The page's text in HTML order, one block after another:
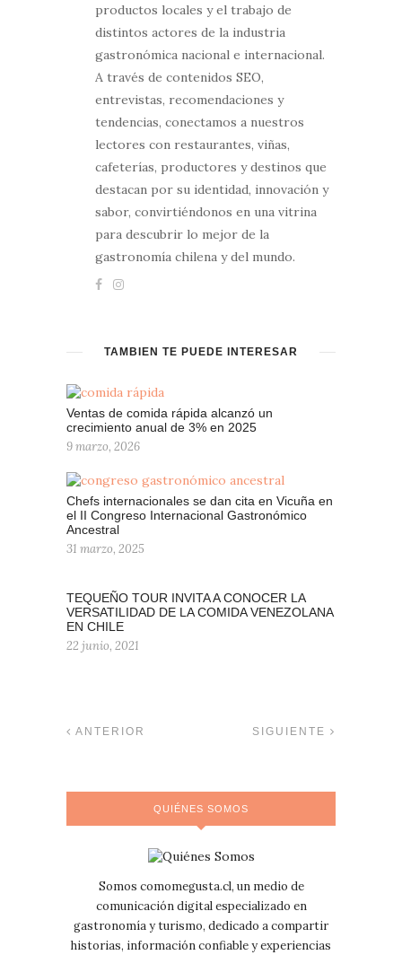
productos locales y el trabajo de
distintos actores de la industria
gastronómica nacional e internacional.
A través de contenidos SEO,
entrevistas, recomendaciones y
tendencias, conectamos a nuestros
lectores con restaurantes, viñas,
cafeterías, productores y destinos que
destacan por su identidad, innovación y
sabor, convirtiéndonos en una vitrina
para descubrir lo mejor de la
gastronomía chilena y del mundo.
TAMBIÉN TE PUEDE INTERESAR
Ventas de comida rápida alcanzó un
crecimiento anual de 3% en 2025
9 marzo, 2026
Chefs internacionales se dan cita en Vicuña en
el II Congreso Internacional Gastronómico
Ancestral
31 marzo, 2025
TEQUEÑO TOUR INVITA A CONOCER LA
VERSATILIDAD DE LA COMIDA VENEZOLANA
EN CHILE
22 junio, 2021
ANTERIOR SIGUIENTE
QUIÉNES SOMOS
Somos comomegusta.cl, un medio de
comunicación digital especializado en
gastronomía y turismo, dedicado a compartir
historias, información confiable y experiencias